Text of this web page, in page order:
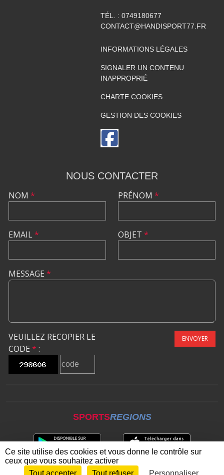
TÉL. : 0749180677
CONTACT@HANDISPORT77.FR
INFORMATIONS LÉGALES
SIGNALER UN CONTENU
INAPPROPRIÉ
CHARTE COOKIES
GESTION DES COOKIES
NOUS CONTACTER
NOM *
EMAIL*
PRÉNOM *
OBJET *
MESSAGE *
VEUILLEZ RECOPIER LE
CODE * :
ENVOYER
SPORTSREGIONS
Ce site utilise des cookies et vous donne le contrôle sur
ceux que vous souhaitez activer
Tout accepter
Tout refuser Personnaliser